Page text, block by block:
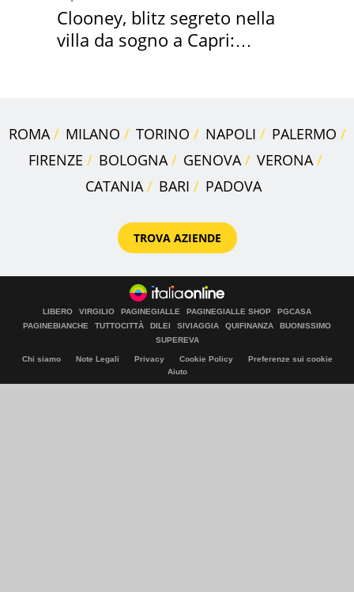
Clooney, blitz segreto nella
villa da sogno a Capri:
ROMA MILANO TORINO NAPOLI
PALERMO
FIRENZE
BOLOGNA GENOVA
VERONA
CATANIA
BARI PADOVA
TROVA AZIENDE
LIBERO VIRGILIO PAGINEGIALLE PAGINEGIALLE SHOP
PGCASA
PAGINEBIANCHE
TUTTOCITTÀ DILEI SIVIAGGIA QUIFINANZA
BUONISSIMO
SUPEREVA
Chi siamo Note Legali Privacy Cookie Policy
Preferenze sui cookie
Aiuto